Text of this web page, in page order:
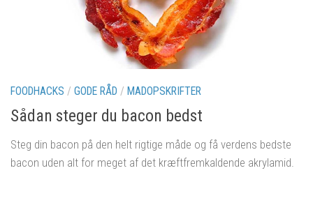
FOODHACKS / GODE RÅD / MADOPSKRIFTER
Sådan steger du bacon bedst
Steg din bacon på den helt rigtige måde og få verdens bedste
bacon uden alt for meget af det kræftfremkaldende akrylamid.